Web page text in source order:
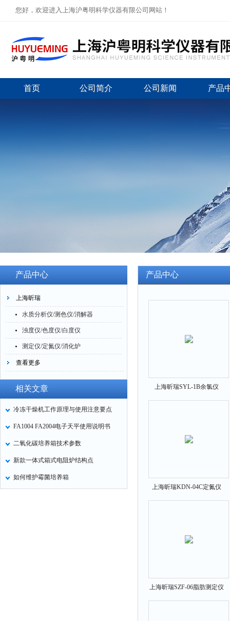
您好，欢迎进入上海沪粤明科学仪器有限公司网站！
首页 公司简介 公司新闻 产品
产品中心
上海昕瑞
水质分析仪/测色仪/消解器
浊度仪/色度仪/白度仪
测定仪/定氮仪/消化炉
查看更多
相关文章
冷冻干燥机工作原理与使用注意要点
FA1004 FA2004电子天平使用说明书
二氧化碳培养箱技术参数
新款一体式箱式电阻炉结构点
如何维护霉菌培养箱
产品中心
上海昕瑞SYL-1B余氯仪
上海昕瑞KDN-04C定氮仪
上海昕瑞SZF-06脂肪测定仪